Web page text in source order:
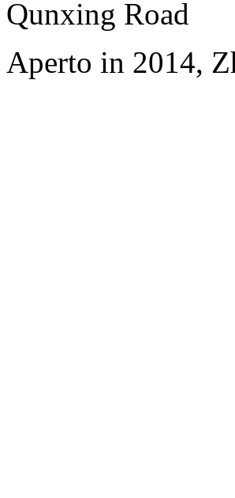
Qunxing Road
Aperto in 2014,